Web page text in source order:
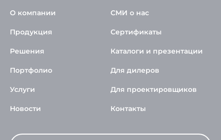
О компании
Продукция
Решения
Портфолио
Услуги
Новости
СМИ о нас
Сертификаты
Каталоги и презентации
Для дилеров
Для проектировщиков
Контакты